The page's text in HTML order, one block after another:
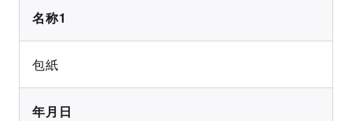
名称1
包紙
年月日